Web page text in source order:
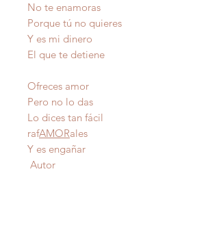
No te enamoras
Porque tú no quieres
Y es mi dinero
El que te detiene
Ofreces amor
Pero no lo das
Lo dices tan fácil
rafAMORales
Y es engañar
Autor